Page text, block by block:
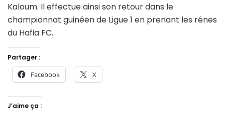
Kaloum. Il effectue ainsi son retour dans le
championnat guinéen de Ligue 1 en prenant les rênes
du Hafia FC.
Partager :
Facebook X
J’aime ça :